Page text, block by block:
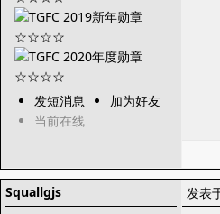
发短消息
加为好友
当前在线
Squallgjs
发表